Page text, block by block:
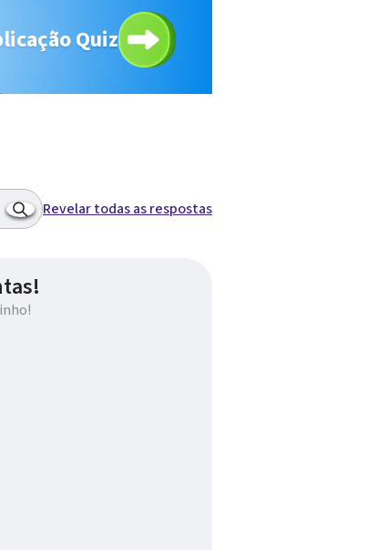
Quiz
Revelar todas as respostas